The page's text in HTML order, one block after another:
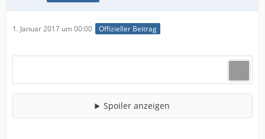
1. Januar 2017 um 00:00 Offizieller Beitrag
Spoiler anzeigen